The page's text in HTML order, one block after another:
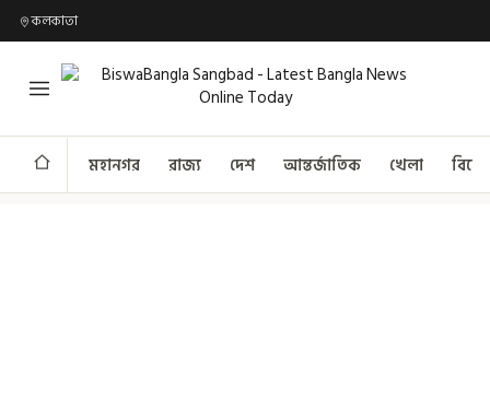
কলকাতা
মহানগর রাজ্য দেশ আন্তর্জাতিক খেলা